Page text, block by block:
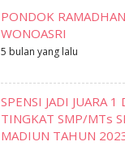
PONDOK
WONOASRI
5 bulan yang lalu
SPENSI JADI JUARA 1
TINGKAT SMP/MTs
MADIUN TAHUN